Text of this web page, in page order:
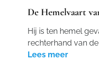
De Hemelvaart
Hij is ten hemel
rechterhand van
Lees meer